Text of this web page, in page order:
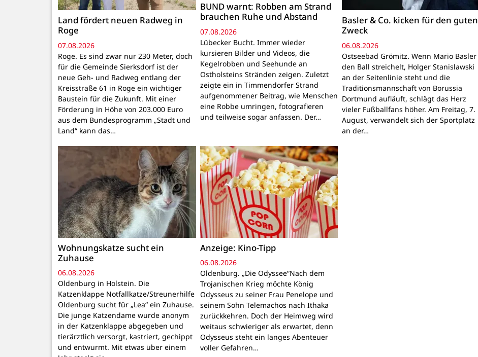
Land fördert neuen Radweg in
Roge
07.08.2026
Roge. Es sind zwar nur 230 Meter, doch
für die Gemeinde Sierksdorf ist der
neue Geh- und Radweg entlang der
Kreisstraße 61 in Roge ein wichtiger
Baustein für die Zukunft. Mit einer
Förderung in Höhe von 203.000 Euro
aus dem Bundesprogramm „Stadt und
Land“ kann das…
BUND warnt: Robben am Strand
brauchen Ruhe und Abstand
07.08.2026
Lübecker Bucht. Immer wieder
kursieren Bilder und Videos, die
Kegelrobben und Seehunde an
Ostholsteins Stränden zeigen. Zuletzt
zeigte ein in Timmendorfer Strand
aufgenommener Beitrag, wie Menschen
eine Robbe umringen, fotografieren
und teilweise sogar anfassen. Der…
Basler & Co. kicken für den guten
Zweck
06.08.2026
Ostseebad Grömitz. Wenn Mario Basler
den Ball streichelt, Holger Stanislawski
an der Seitenlinie steht und die
Traditionsmannschaft von Borussia
Dortmund aufläuft, schlägt das Herz
vieler Fußballfans höher. Am Freitag, 7.
August, verwandelt sich der Sportplatz
an der…
Wohnungskatze sucht ein
Zuhause
06.08.2026
Oldenburg in Holstein. Die
Katzenklappe Notfallkatze/Streunerhilfe
Oldenburg sucht für „Lea“ ein Zuhause.
Die junge Katzendame wurde anonym
in der Katzenklappe abgegeben und
tierärztlich versorgt, kastriert, gechippt
und entwurmt. Mit etwas über einem
Anzeige: Kino-Tipp
06.08.2026
Oldenburg. „Die Odyssee“Nach dem
Trojanischen Krieg möchte König
Odysseus zu seiner Frau Penelope und
seinem Sohn Telemachos nach Ithaka
zurückkehren. Doch der Heimweg wird
weitaus schwieriger als erwartet, denn
Odysseus steht ein langes Abenteuer
voller Gefahren…